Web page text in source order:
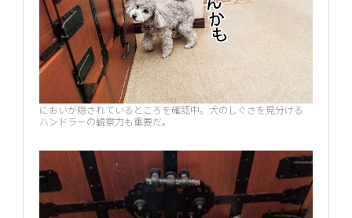
においが隠されているところを確認中。犬のしぐさを見分ける
ハンドラーの観察力も重要だ。